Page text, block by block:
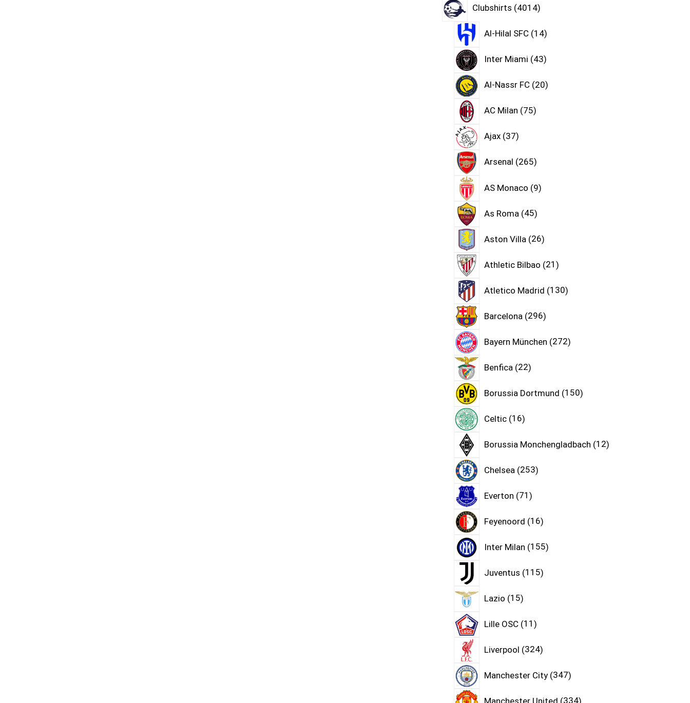
Clubshirts 4014
Al-Hilal SFC 14
Inter Miami 43
Al-Nassr FC 20
AC Milan 75
Ajax 37
Arsenal 265
AS Monaco 9
As Roma 45
Aston Villa 26
Athletic Bilbao 21
Atletico Madrid 130
Barcelona 296
Bayern München 272
Benfica 22
Borussia Dortmund 150
Celtic 16
Borussia Monchengladbach 12
Chelsea 253
Everton 71
Feyenoord 16
Inter Milan 155
Juventus 115
Lazio 15
Lille OSC 11
Liverpool 324
Manchester City 347
Manchester United 334